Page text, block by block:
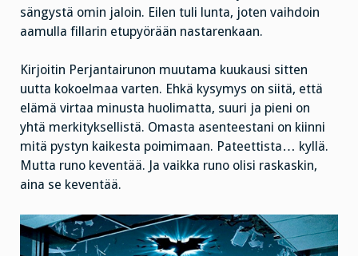
sängystä omin jaloin. Eilen tuli lunta, joten vaihdoin
aamulla fillarin etupyörään nastarenkaan.
Kirjoitin Perjantairunon muutama kuukausi sitten
uutta kokoelmaa varten. Ehkä kysymys on siitä, että
elämä virtaa minusta huolimatta, suuri ja pieni on
yhtä merkityksellistä. Omasta asenteestani on kiinni
mitä pystyn kaikesta poimimaan. Pateettista… kyllä.
Mutta runo keventää. Ja vaikka runo olisi raskaskin,
aina se keventää.